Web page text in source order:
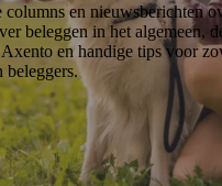
en nieuwsberichten
beleggen in het algemeen,
en handige tips voor
beleggers.